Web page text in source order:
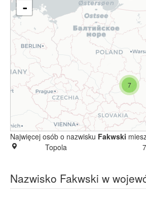
7
-
Najwięcej osób o nazwisku Fakwski
Topola
7
Nazwisko Fakwski w